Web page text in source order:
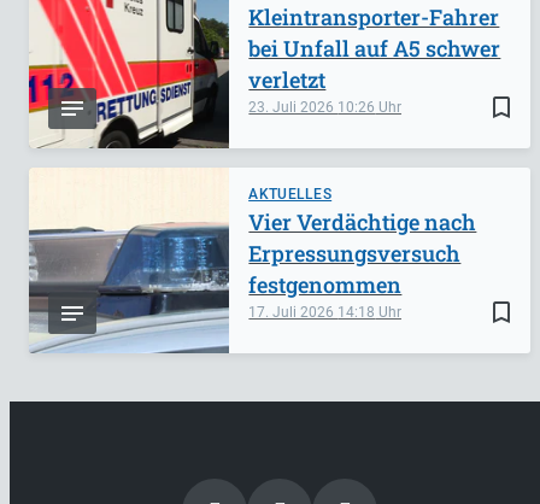
bookmark_border
23. Juli 2026 10:26
Kleintransporter-Fahrer
bei Unfall auf A5 schwer
verletzt
AKTUELLES
bookmark_border
17. Juli 2026 14:18
Vier Verdächtige nach
Erpressungsversuch
festgenommen